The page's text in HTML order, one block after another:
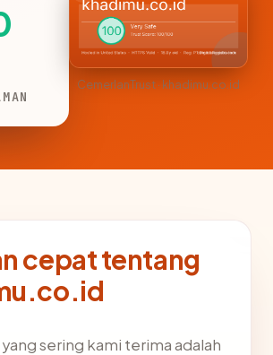
CemerlanTrust · khadimu.co.id
cepat tentang
sering kami terima adalah